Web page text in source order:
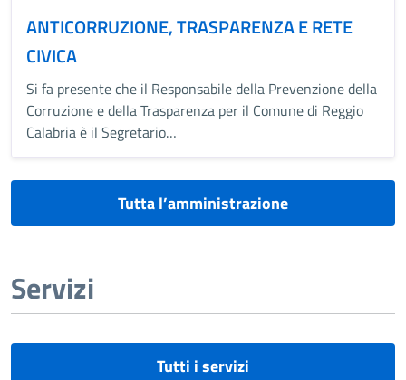
ANTICORRUZIONE, TRASPARENZA E RETE
CIVICA
Si fa presente che il Responsabile della Prevenzione della
Corruzione e della Trasparenza per il Comune di Reggio
Calabria è il Segretario…
Tutta l’amministrazione
Servizi
Tutti i servizi